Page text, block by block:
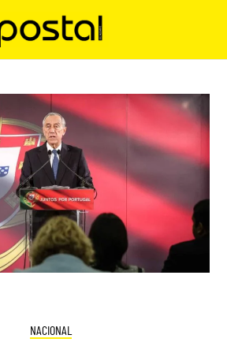
NACIONAL